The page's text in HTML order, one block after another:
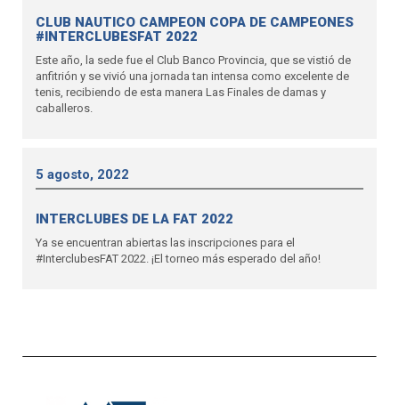
CLUB NAUTICO CAMPEON COPA DE CAMPEONES
#INTERCLUBESFAT 2022
Este año, la sede fue el Club Banco Provincia, que se vistió de
anfitrión y se vivió una jornada tan intensa como excelente de
tenis, recibiendo de esta manera Las Finales de damas y
caballeros.
5 agosto, 2022
INTERCLUBES DE LA FAT 2022
Ya se encuentran abiertas las inscripciones para el
#InterclubesFAT 2022. ¡El torneo más esperado del año!